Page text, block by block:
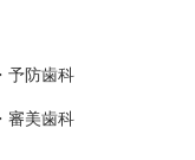
予防歯科
審美歯科